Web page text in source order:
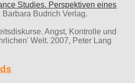
Studies. Perspektiven eines
Barbara Budrich Verlag.
Angst, Kontrolle und
Welt. 2007, Peter Lang